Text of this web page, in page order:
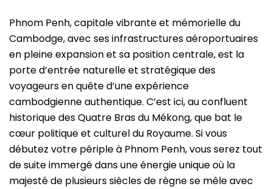
Phnom Penh, capitale vibrante et mémorielle du
Cambodge, avec ses infrastructures aéroportuaires
en pleine expansion et sa position centrale, est la
porte d’entrée naturelle et stratégique des
voyageurs en quête d’une expérience
cambodgienne authentique. C’est ici, au confluent
historique des Quatre Bras du Mékong, que bat le
cœur politique et culturel du Royaume. Si vous
débutez votre périple à Phnom Penh, vous serez tout
de suite immergé dans une énergie unique où la
majesté de plusieurs siècles de règne se mêle avec